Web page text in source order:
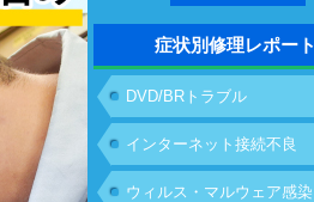
症状別修理レポート
DVD/BRトラブル
インターネット接続不良
ウィルス・マルウェア感染